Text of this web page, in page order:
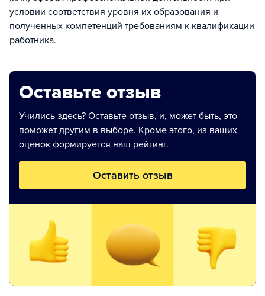
условии соответствия уровня их образования и
полученных компетенций требованиям к квалификации
работника.
Оставьте отзыв
Учились здесь? Оставьте отзыв, и, может быть, это
поможет другим в выборе. Кроме этого, из ваших
оценок формируется наш рейтинг.
Оставить отзыв